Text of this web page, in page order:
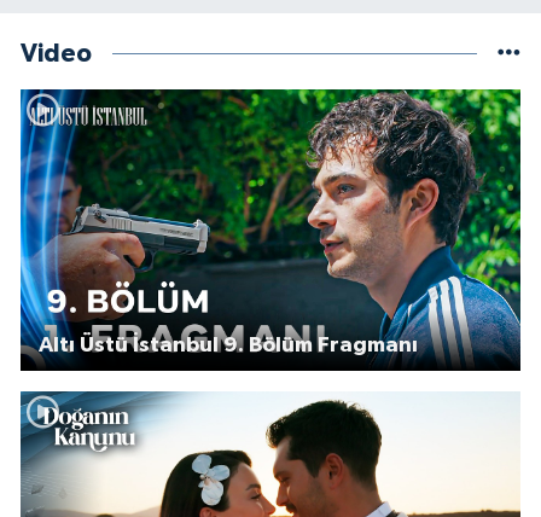
Video
Altı Üstü İstanbul 9. Bölüm Fragmanı